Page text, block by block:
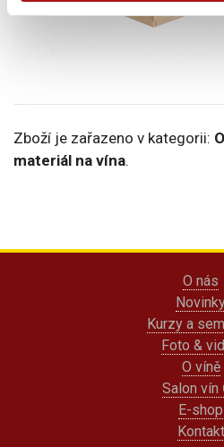
Zboží je zařazeno v kategorii:
materiál na vína.
O nás
Kurzy a
Foto &
O víně
Salon vín
E-shop
Kontakt